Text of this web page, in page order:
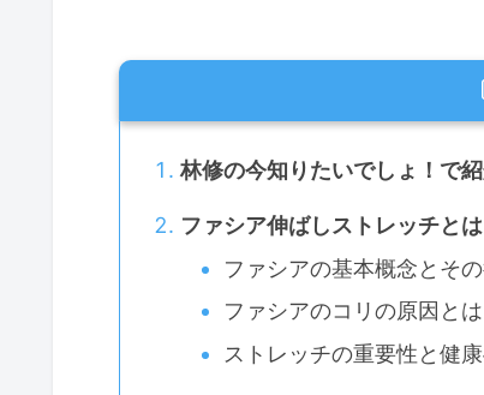
林修の今知りたいでしょ！で
ファシア伸ばしストレッチとは
ファシアの基本概念とそ
ファシアのコリの原因とは
ストレッチの重要性と健